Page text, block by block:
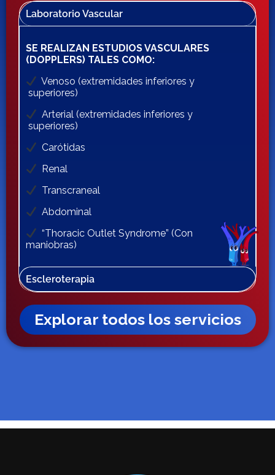
Laboratorio Vascular
SE REALIZAN ESTUDIOS VASCULARES
(DOPPLERS) TALES COMO:
Venoso (extremidades inferiores y
superiores)
Arterial (extremidades inferiores y
superiores)
Carótidas
Renal
Transcraneal
Abdominal
“Thoracic Outlet Syndrome” (Con
maniobras)
Escleroterapia
Explorar todos los servicios